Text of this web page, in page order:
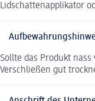
Lidschattenapplikator
Sollte das Produkt
Verschließen gut